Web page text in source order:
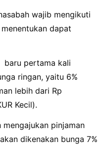
wajib mengikuti
dapat
baru pertama kali
ringan, yaitu 6%
lebih dari Rp
Kecil).
mengajukan pinjaman
dikenakan bunga 7%